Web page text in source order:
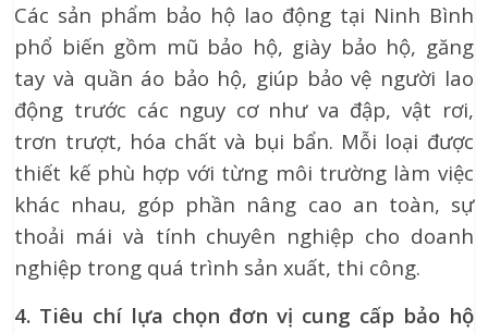
Các sản phẩm bảo hộ lao động tại Ninh Bình
phổ biến gồm mũ bảo hộ, giày bảo hộ, găng
tay và quần áo bảo hộ, giúp bảo vệ người lao
động trước các nguy cơ như va đập, vật rơi,
trơn trượt, hóa chất và bụi bẩn. Mỗi loại được
thiết kế phù hợp với từng môi trường làm việc
khác nhau, góp phần nâng cao an toàn, sự
thoải mái và tính chuyên nghiệp cho doanh
nghiệp trong quá trình sản xuất, thi công.
4. Tiêu chí lựa chọn đơn vị cung cấp bảo hộ